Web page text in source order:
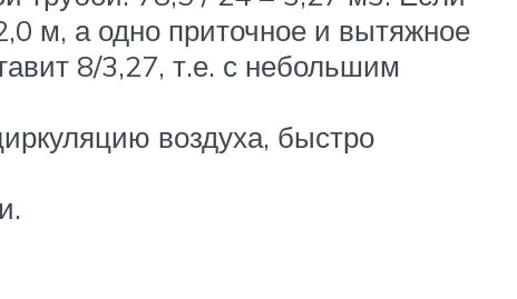
м, а одно приточное и вытяжное
8/3,27, т.е. с небольшим
воздуха, быстро